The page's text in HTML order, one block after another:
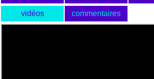
vidéos commentaires